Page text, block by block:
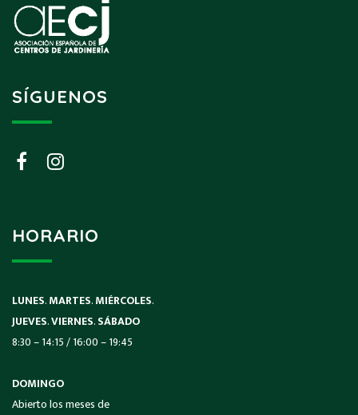
SÍGUENOS
HORARIO
LUNES.MARTES.MIÉRCOLES.
JUEVES.VIERNES.SÁBADO
8:30 – 14:15 / 16:00 – 19:45
DOMINGO
Abierto los meses de